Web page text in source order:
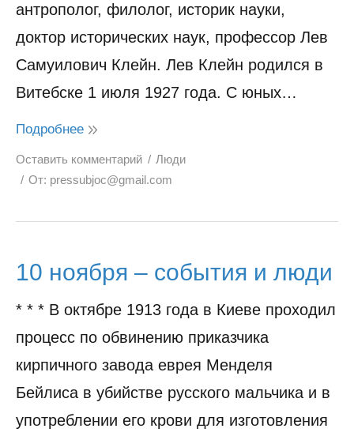
антрополог, филолог, историк науки,
доктор исторических наук, профессор Лев
Самуилович Клейн. Лев Клейн родился в
Витебске 1 июля 1927 года. С юных…
Подробнее
Оставить комментарий
Люди
От: pressubjoc@gmail.com
10 ноября – события и люди
* * * В октябре 1913 года в Киеве проходил
процесс по обвинению приказчика
кирпичного завода еврея Менделя
Бейлиса в убийстве русского мальчика и в
употреблении его крови для изготовления